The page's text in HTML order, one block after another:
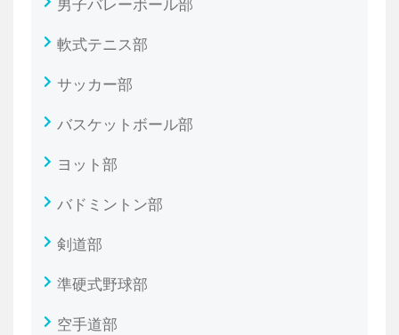
男子バレーボール部
軟式テニス部
サッカー部
バスケットボール部
ヨット部
バドミントン部
剣道部
準硬式野球部
空手道部